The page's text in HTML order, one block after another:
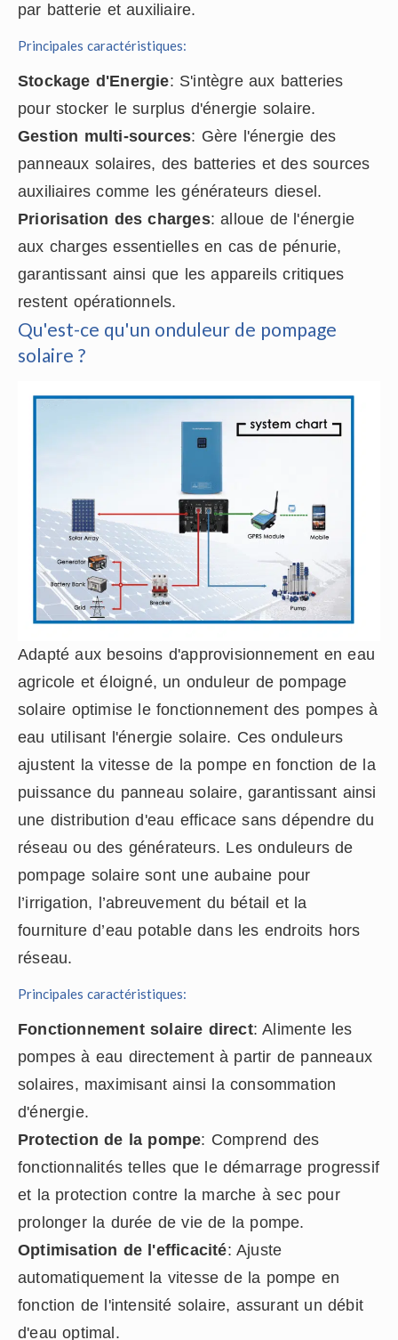
par batterie et auxiliaire.
Principales caractéristiques:
Stockage d'Energie: S'intègre aux batteries
pour stocker le surplus d'énergie solaire.
Gestion multi-sources: Gère l'énergie des
panneaux solaires, des batteries et des sources
auxiliaires comme les générateurs diesel.
Priorisation des charges: alloue de l'énergie
aux charges essentielles en cas de pénurie,
garantissant ainsi que les appareils critiques
restent opérationnels.
Qu'est-ce qu'un onduleur de pompage
solaire ?
Adapté aux besoins d'approvisionnement en eau
agricole et éloigné, un onduleur de pompage
solaire optimise le fonctionnement des pompes à
eau utilisant l'énergie solaire. Ces onduleurs
ajustent la vitesse de la pompe en fonction de la
puissance du panneau solaire, garantissant ainsi
une distribution d'eau efficace sans dépendre du
réseau ou des générateurs. Les onduleurs de
pompage solaire sont une aubaine pour
l’irrigation, l’abreuvement du bétail et la
fourniture d’eau potable dans les endroits hors
réseau.
Principales caractéristiques:
Fonctionnement solaire direct: Alimente les
pompes à eau directement à partir de panneaux
solaires, maximisant ainsi la consommation
d'énergie.
Protection de la pompe: Comprend des
fonctionnalités telles que le démarrage progressif
et la protection contre la marche à sec pour
prolonger la durée de vie de la pompe.
Optimisation de l'efficacité: Ajuste
automatiquement la vitesse de la pompe en
fonction de l'intensité solaire, assurant un débit
d'eau optimal.